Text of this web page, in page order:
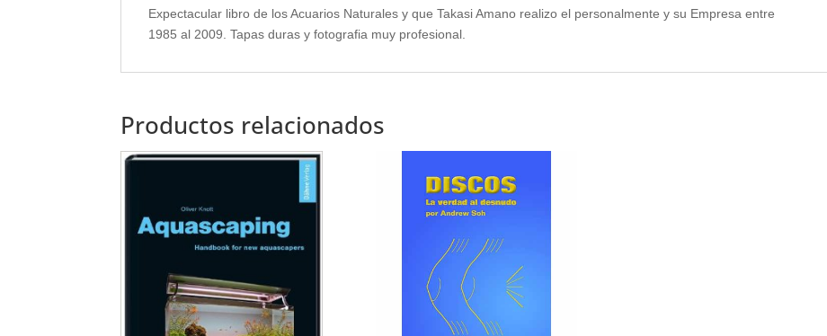
Expectacular libro de los Acuarios Naturales y que Takasi Amano realizo el personalmente y su Empresa entre
1985 al 2009. Tapas duras y fotografia muy profesional.
Productos relacionados